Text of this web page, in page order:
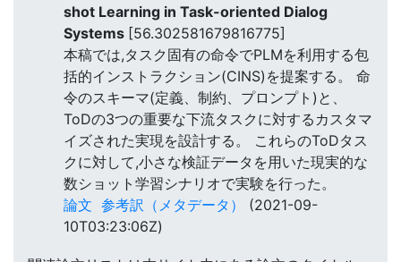
shot Learning in Task-oriented Dialog
Systems [56.302581679816775]
本稿では,タスク固有の命令でPLMを利用する包
括的インストラクション(CINS)を提案する。 命
令のスキーマ(定義、制約、プロンプト)と、
ToDの3つの重要な下流タスクに対するカスタマ
イズされた実現を設計する。 これらのToDタス
クに対して,小さな検証データを用いた現実的な
数ショット学習シナリオで実験を行った。
論文 参考訳（メタデータ）
(2021-09-
10T03:23:06Z)